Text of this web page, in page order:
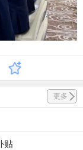
更多
贴